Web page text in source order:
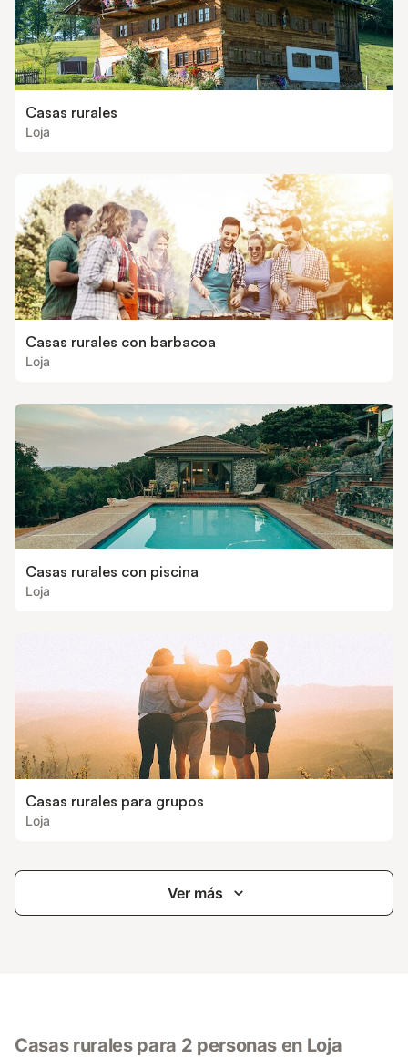
Casas rurales
Loja
Casas rurales con barbacoa
Loja
Casas rurales con piscina
Loja
Casas rurales para grupos
Loja
Ver más
Casas rurales para 2 personas en Loja